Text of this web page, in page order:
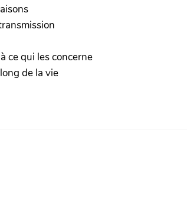
ce qui les concerne
de la vie